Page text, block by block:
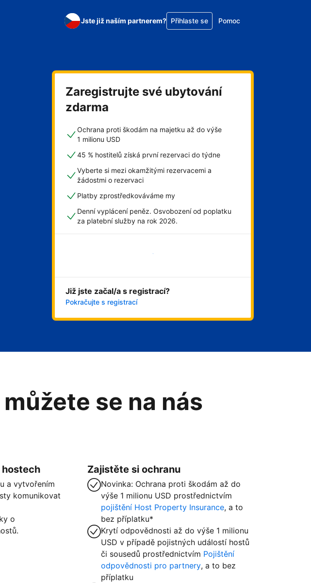
Jste již naším partnerem? Přihlaste se Pomoc
Zaregistrujte své ubytování
zdarma
Ochrana proti škodám na majetku až do výše
1 milionu USD
45 % hostitelů získá první rezervaci do týdne
Vyberte si mezi okamžitými rezervacemi a
žádostmi o rezervaci
Platby zprostředkováváme my
Denní vyplácení peněz. Osvobození od poplatku
za platební služby na rok 2026.
Začít hned
Již jste začal/a s registrací?
Pokračujte s registrací
se na nás
a vytvořením
komunikovat
o
Zajistěte si ochranu
Novinka: Ochrana proti škodám až do
výše 1 milionu USD prostřednictvím
pojištění Host Property Insurance, a to
bez příplatku*
Krytí odpovědnosti až do výše 1 milionu
USD v případě pojistných událostí hostů
či sousedů prostřednictvím Pojištění
odpovědnosti pro partnery, a to bez
příplatku